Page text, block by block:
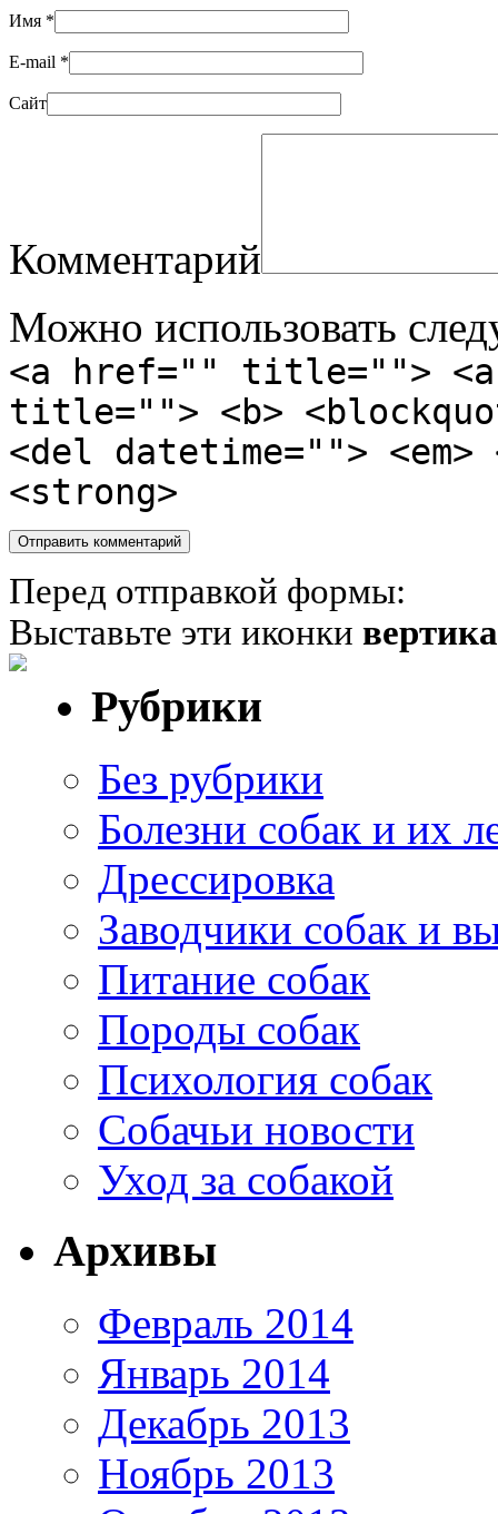
Имя *
E-mail *
Сайт
Комментарий
Можно использовать
<a href="" title="">
title=""> <b>
<del datetime="">
<strong>
Перед отправкой формы:
Выставьте эти иконки
Рубрики
Без рубрики
Болезни собак и их
Дрессировка
Заводчики собак и
Питание собак
Породы собак
Психология собак
Собачьи новости
Уход за собакой
Архивы
Февраль 2014
Январь 2014
Декабрь 2013
Ноябрь 2013